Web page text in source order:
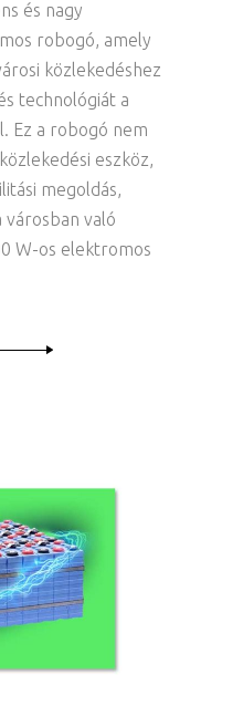
és nagy
robogó, amely
közlekedéshez
technológiát a
Ez a robogó nem
eszköz,
megoldás,
városban való
W-os elektromos